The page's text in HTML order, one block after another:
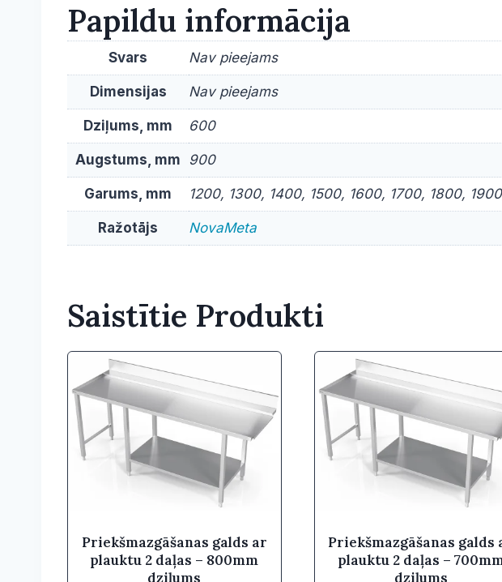
Papildu informācija
Svars Nav pieejams
Dimensijas Nav pieejams
Dziļums, mm 600
Augstums, mm 900
Garums, mm 1200, 1300, 1400, 1500, 1600, 1700, 1800,
Ražotājs NovaMeta
Saistītie Produkti
Priekšmazgāšanas galds ar
plauktu 2 daļas – 800mm
dziļums
Priekšmazgāšanas galds
plauktu 2 daļas –
dziļums